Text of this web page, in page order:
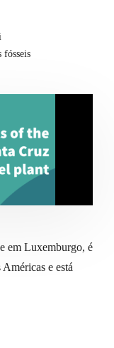
fósseis
em Luxemburgo, é
e está